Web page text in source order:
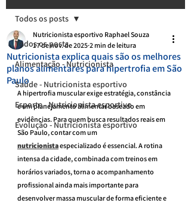
Todos os posts
Alimentação - Nutricionista
Saúde - Nutricionista esportivo
Esporte - Nutricionista esportivo
Evolução - Nutricionista esportivo
Todos os posts
Nutricionista explica quais são os melhores
planos alimentares para hipertrofia em São
Paulo
Nutricionista esportivo Raphael Souza
17 de nov. de 2025 2 min de leitura
A hipertrofia muscular exige estratégia, constância
e um planejamento alimentar baseado em
evidências. Para quem busca resultados reais em
São Paulo, contar com um
nutricionista especializado é essencial. A rotina
intensa da cidade, combinada com treinos em
horários variados, torna o acompanhamento
profissional ainda mais importante para
desenvolver massa muscular de forma eficiente e